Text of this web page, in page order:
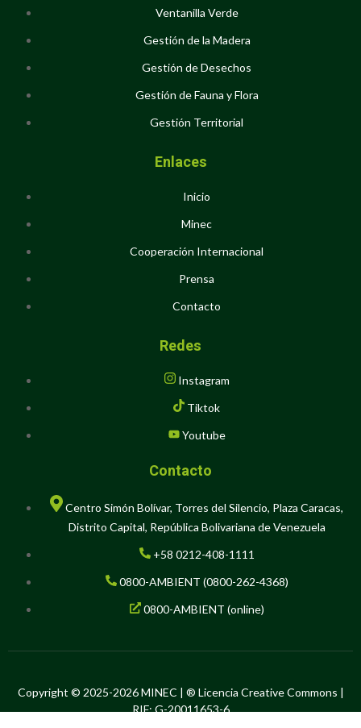
Ventanilla Verde
Gestión de la Madera
Gestión de Desechos
Gestión de Fauna y Flora
Gestión Territorial
Enlaces
Inicio
Minec
Cooperación Internacional
Prensa
Contacto
Redes
Instagram
Tiktok
Youtube
Contacto
Centro Simón Bolívar, Torres del Silencio, Plaza Caracas,
Distrito Capital, República Bolivariana de Venezuela
+58 0212-408-1111
0800-AMBIENT (0800-262-4368)
0800-AMBIENT (online)
Copyright © 2025-2026 MINEC | ® Licencia Creative Commons |
RIF: G-20011653-6